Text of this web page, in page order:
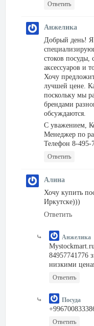
Ответить
Анжелика
Добрый день!
стоков посуды,
аксессуаров и
Хочу
лучшей цене.
поскольку мы
брендами
обсуждаются.
С уважением,
Менеджер по
Телефон 8-495-
Ответить
Алина
Хочу купить
Иркутске)))
Ответить
Анжелика
84957741776
низкими
Ответить
Посуда
Ответить